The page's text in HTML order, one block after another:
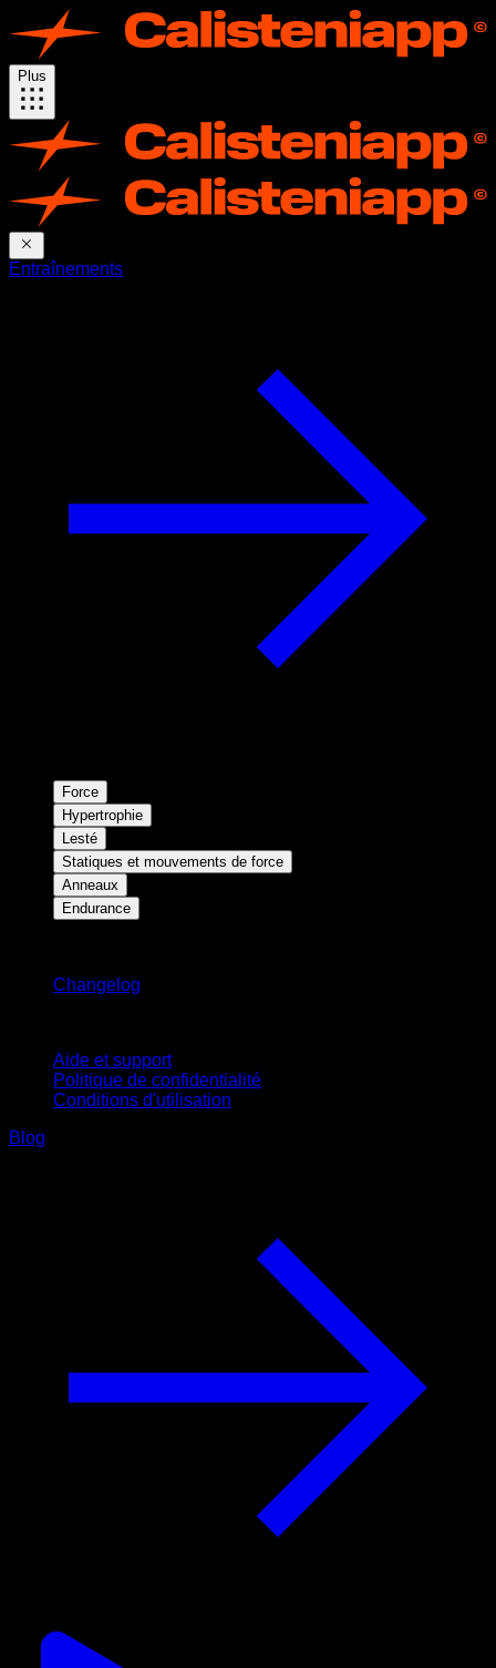
Plus
Entraînements
Force
Hypertrophie
Lesté
Statiques et mouvements de force
Anneaux
Endurance
Changelog
Aide et support
Politique de confidentialité
Conditions d'utilisation
Blog